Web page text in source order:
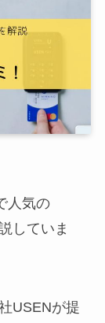
人気の
していま
USENが提